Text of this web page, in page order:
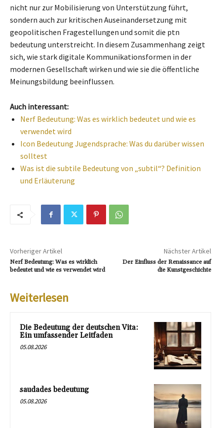
nicht nur zur Mobilisierung von Unterstützung führt,
sondern auch zur kritischen Auseinandersetzung mit
geopolitischen Fragestellungen und somit die ptn
bedeutung unterstreicht. In diesem Zusammenhang zeigt
sich, wie stark digitale Kommunikationsformen in der
modernen Gesellschaft wirken und wie sie die öffentliche
Meinungsbildung beeinflussen.
Auch interessant:
Nerf Bedeutung: Was es wirklich bedeutet und wie es
verwendet wird
Icon Bedeutung Jugendsprache: Was du darüber wissen
solltest
Was ist die subtile Bedeutung von „subtil“? Definition
und Erläuterung
Vorheriger Artikel
Nerf Bedeutung: Was es wirklich
bedeutet und wie es verwendet wird
Nächster Artikel
Der Einfluss der Renaissance auf
die Kunstgeschichte
Weiterlesen
Die Bedeutung der deutschen Vita:
Ein umfassender Leitfaden
05.08.2026
saudades bedeutung
05.08.2026